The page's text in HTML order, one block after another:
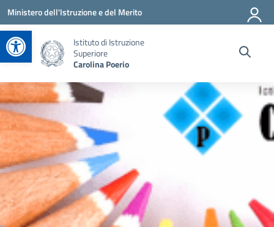
Apri la barra degli strumenti
Vai ai contenuti
Vai al menu di navigazione
Vai al footer
Ministero dell'Istruzione e del Merito
Istituto di Istruzione
Superiore
Carolina Poerio